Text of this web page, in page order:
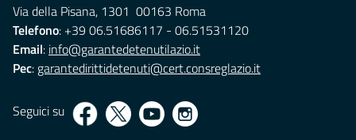
Via della Pisana, 1301 00163 Roma
Telefono: +39 06.51686117 - 06.51531120
Email: info@garantedetenutilazio.it
Pec: garantedirittidetenuti@cert.consreglazio.it
Seguici su